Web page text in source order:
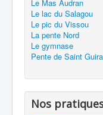
Le Mas Audran
Le lac du Salagou
Le pic du Vissou
La pente Nord
Le gymnase
Pente de Saint
Nos